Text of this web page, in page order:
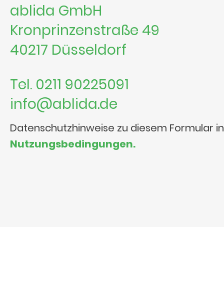
ablida GmbH
Kronprinzenstraße 49
40217 Düsseldorf
Tel. 0211 90225091
info@ablida.de
Datenschutzhinweise zu diesem Formular
Nutzungsbedingungen.